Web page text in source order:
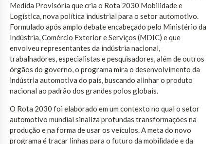
Medida Provisória que cria o Rota 2030 Mobilidade e
Logística, nova política industrial para o setor automotivo.
Formulado após amplo debate encabeçado pelo Ministério da
Indústria, Comércio Exterior e Serviços (MDIC) e que
envolveu representantes da indústria nacional,
trabalhadores, especialistas e pesquisadores, além de outros
órgãos do governo, o programa mira o desenvolvimento da
indústria automotiva do país, buscando alinhar o produto
nacional ao padrão dos grandes polos globais.
O Rota 2030 foi elaborado em um contexto no qual o setor
automotivo mundial sinaliza profundas transformações na
produção e na forma de usar os veículos. A meta do novo
programa é traçar linhas para o futuro da mobilidade e da